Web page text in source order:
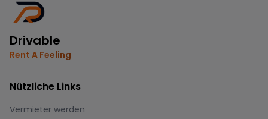
Drivable
Rent A Feeling
Nützliche Links
Vermieter werden